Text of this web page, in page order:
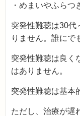
・めまいやふらつ
突発性難聴は30代
りません。誰にで
突発性難聴は良く
はありません。
突発性難聴は基本
ただし、治療が遅